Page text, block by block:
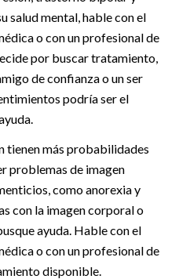
salud mental, hable con el
o con un profesional de
por buscar tratamiento,
de confianza o un ser
podría ser el
tienen más probabilidades
problemas de imagen
como anorexia y
con la imagen corporal o
ayuda. Hable con el
o con un profesional de
disponible.